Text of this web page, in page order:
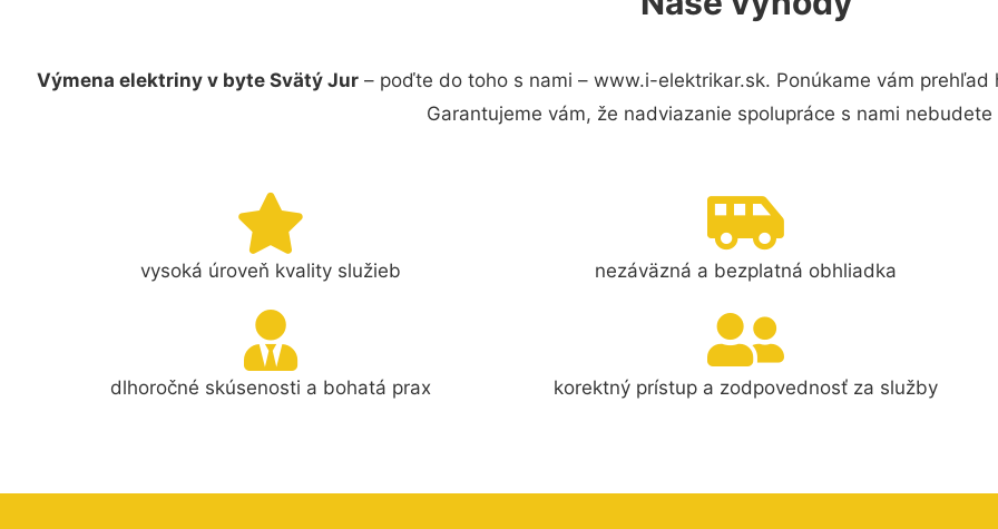
Výmena elektriny v byte Svätý Jur– poďte do toho s nami – www.i-elektrikar.sk. Ponúkame vám
Garantujeme vám, že nadviazanie spolupráce s nami
vysoká úroveň kvality služieb nezáväzná a bezplatná obhliadka
dlhoročné skúsenosti a bohatá prax korektný prístup a zodpovednosť za služby